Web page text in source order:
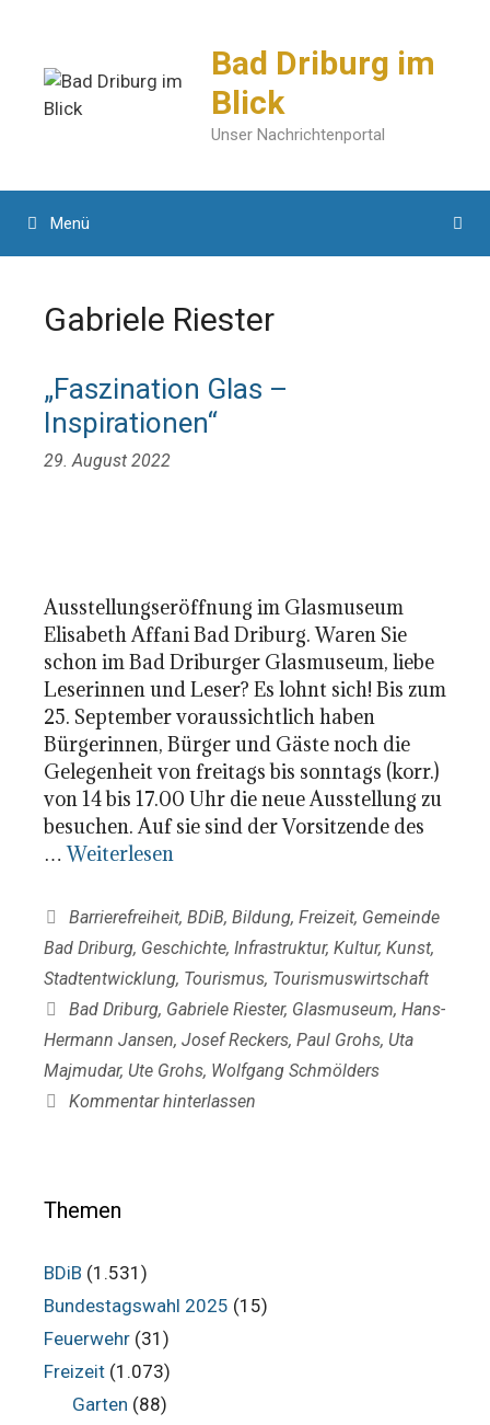
springen
Bad Driburg im
Blick
Unser Nachrichtenportal
Menü
Gabriele Riester
„Faszination Glas –
Inspirationen“
29. August 2022
Ausstellungseröffnung im Glasmuseum
Elisabeth Affani Bad Driburg. Waren Sie
schon im Bad Driburger Glasmuseum, liebe
Leserinnen und Leser? Es lohnt sich! Bis zum
25. September voraussichtlich haben
Bürgerinnen, Bürger und Gäste noch die
Gelegenheit von freitags bis sonntags (korr.)
von 14 bis 17.00 Uhr die neue Ausstellung zu
besuchen. Auf sie sind der Vorsitzende des
…Weiterlesen
Kategorien
Barrierefreiheit, BDiB, Bildung, Freizeit, Gemeinde
Bad Driburg, Geschichte, Infrastruktur, Kultur, Kunst,
Stadtentwicklung, Tourismus, Tourismuswirtschaft
Schlagwörter
Bad Driburg, Gabriele Riester, Glasmuseum, Hans-
Hermann Jansen, Josef Reckers, Paul Grohs, Uta
Majmudar, Ute Grohs, Wolfgang Schmölders
Kommentar hinterlassen
Themen
BDiB (1.531)
Bundestagswahl 2025 (15)
Feuerwehr (31)
Freizeit (1.073)
Garten (88)